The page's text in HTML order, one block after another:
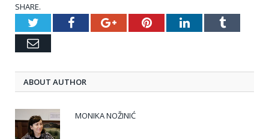
SHARE.
TwitterFacebookGoogle+PinterestLinkedInTumblr
Email
ABOUT AUTHOR
MONIKA NOŽINIĆ